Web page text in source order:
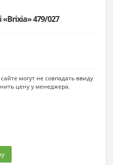
479/027
могут не совпадать ввиду
цену у менеджера.